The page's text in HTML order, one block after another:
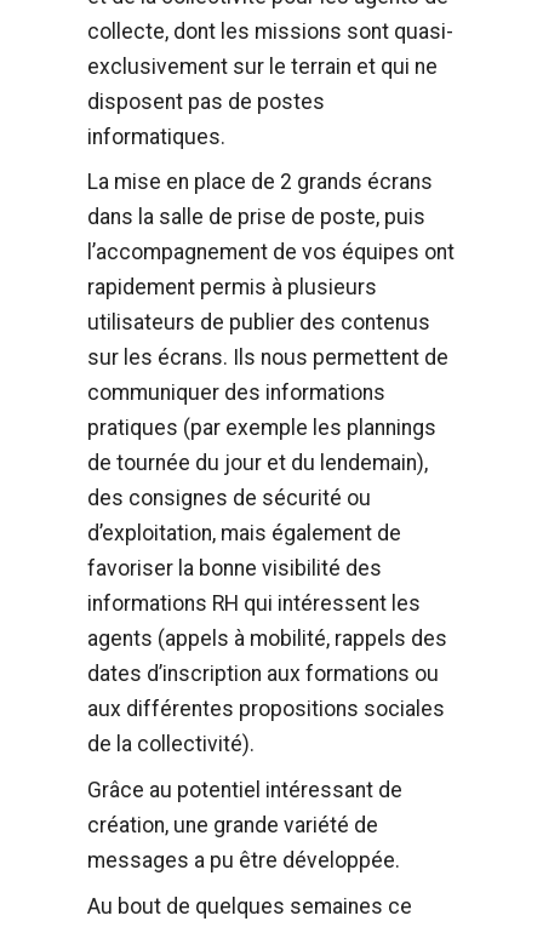
Production de films
Captation d’événements
Formation
collecte, dont les missions sont quasi-
exclusivement sur le terrain et qui ne
disposent pas de postes
informatiques.
La mise en place de 2 grands écrans
dans la salle de prise de poste, puis
l’accompagnement de vos équipes ont
rapidement permis à plusieurs
utilisateurs de publier des contenus
sur les écrans. Ils nous permettent de
communiquer des informations
pratiques (par exemple les plannings
de tournée du jour et du lendemain),
des consignes de sécurité ou
d’exploitation, mais également de
favoriser la bonne visibilité des
informations RH qui intéressent les
agents (appels à mobilité, rappels des
dates d’inscription aux formations ou
aux différentes propositions sociales
de la collectivité).
Grâce au potentiel intéressant de
création, une grande variété de
messages a pu être développée.
Au bout de quelques semaines ce